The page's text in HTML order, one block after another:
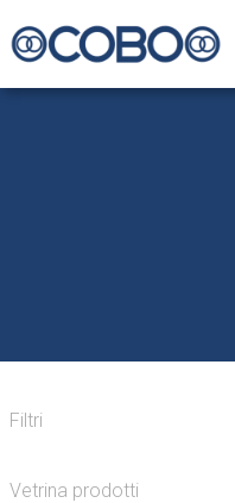
Filtri
Vetrina prodotti